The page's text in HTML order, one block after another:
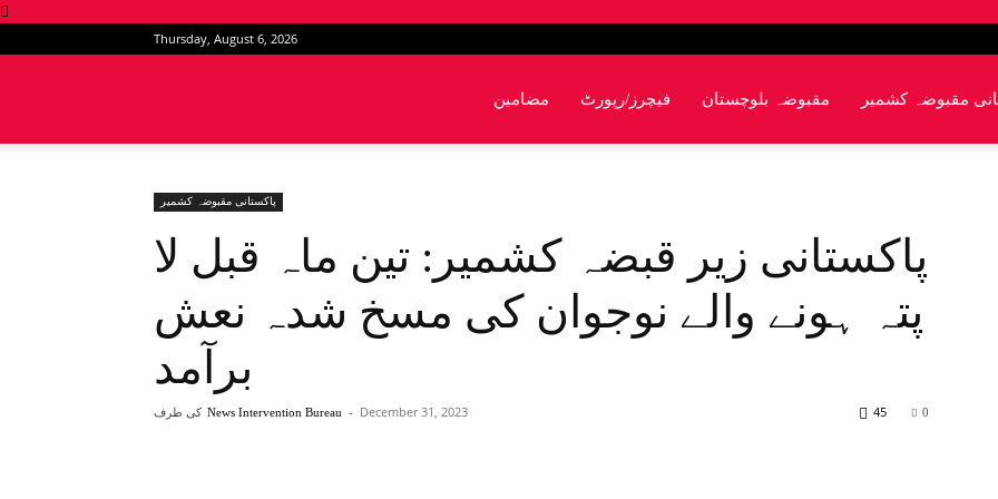
Thursday, August 6, 2026
مضامین فیچرز/رپورٹ مقبوضہ بلوچستان مقبوضہ کشمیر
پاکستانی مقبوضہ کشمیر
پاکستانی زیر قبضہ کشمیر: تین ماہ قبل لا
پتہ ہونے والے نوجوان کی مسخ شدہ نعش
برآمد
کی طرف News Intervention Bureau - December 31, 2023 0
45